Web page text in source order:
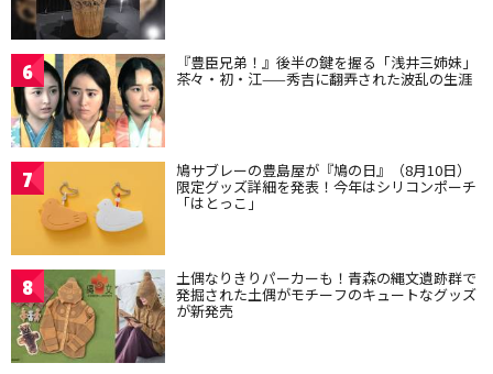
6 『豊臣兄弟！』後半の鍵を握る「浅井三姉妹」
茶々・初・江——秀吉に翻弄された波乱の生涯
7 鳩サブレーの豊島屋が『鳩の日』（8月10日）
限定グッズ詳細を発表！今年はシリコンポーチ
「はとっこ」
8 土偶なりきりパーカーも！青森の縄文遺跡群で
発掘された土偶がモチーフのキュートなグッズ
が新発売